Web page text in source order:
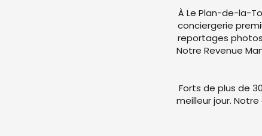
À Le Plan-de-la-
conciergerie
reportages
Notre Revenue
Forts de plus de
meilleur jour.